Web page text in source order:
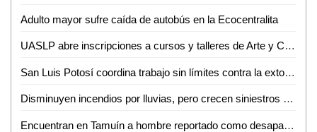
Adulto mayor sufre caída de autobús en la Ecocentralita
UASLP abre inscripciones a cursos y talleres de Arte y Cultura para el semestre agosto-diciembre 2026
San Luis Potosí coordina trabajo sin límites contra la extorsión
Disminuyen incendios por lluvias, pero crecen siniestros en viviendas de SLP: Bomberos
Encuentran en Tamuín a hombre reportado como desaparecido en Tamasopo